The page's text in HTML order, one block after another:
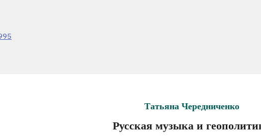
Татьяна Чередниченко
Русская музыка и